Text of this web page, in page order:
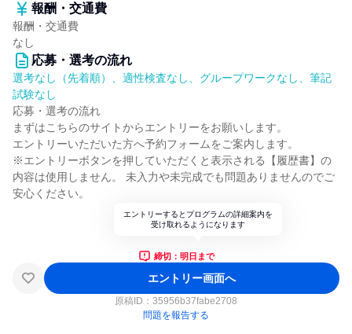
報酬・交通費
報酬・交通費
なし
応募・選考の流れ
選考なし（先着順）、適性検査なし、グループワークなし、筆記
試験なし
応募・選考の流れ
まずはこちらのサイトからエントリーをお願いします。
エントリーいただいた方へ予約フォームをご案内します。
※エントリーボタンを押していただくと表示される【履歴書】の
内容は使用しません。 未入力や未完成でも問題ありませんのでご
安心ください。
エントリーするとプログラムの詳細案内を
受け取れるようになります
締切：明日まで
エントリー画面へ
原稿ID： 35956b37fabe2708
問題を報告する